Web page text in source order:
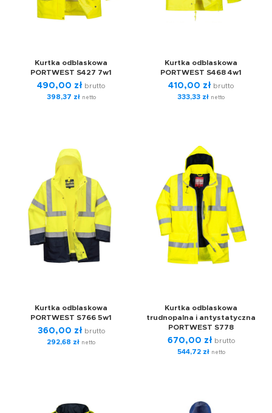
Kurtka odblaskowa
PORTWEST S427 7w1
490,00 zł brutto
398,37 złnetto
Kurtka odblaskowa
PORTWEST S468 4w1
410,00 zł brutto
333,33 zł netto
Kurtka odblaskowa
PORTWEST S766 5w1
360,00 zł brutto
292,68 zł netto
Kurtka odblaskowa
trudnopalna i antystatyczna
PORTWEST S778
670,00 zł brutto
544,72 złnetto